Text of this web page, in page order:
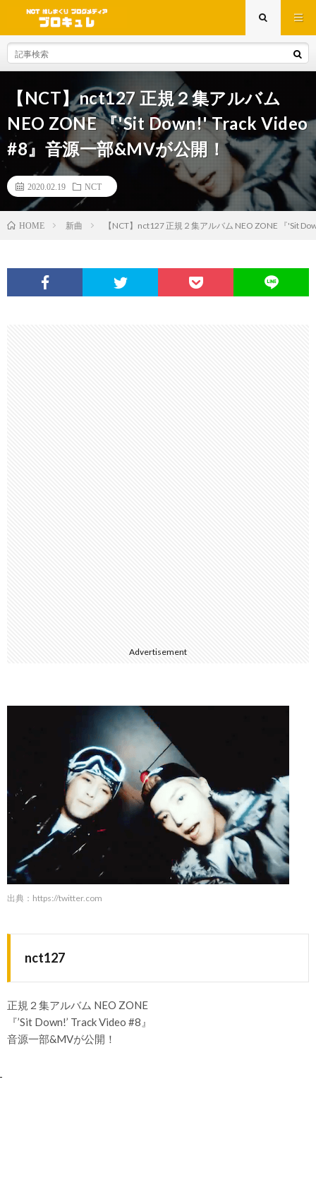
【NCT】nct127 正規２集アルバム
NEO ZONE 『'Sit Down!' Track Video
#8』音源一部&MVが公開！
2020.02.19 NCT
HOME 新曲 【NCT】nct127 正規２集アルバム NEO ZONE 『'Sit
Advertisement
出典： https://twitter.com
nct127
正規２集アルバム NEO ZONE
『’Sit Down!’ Track Video #8』
音源一部&MVが公開！